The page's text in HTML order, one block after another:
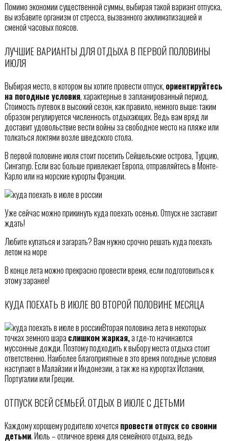
Помимо экономии существенной суммы, выбирая такой вариант отпуска,
вы избавите организм от стресса, вызванного акклиматизацией и
сменой часовых поясов.
ЛУЧШИЕ ВАРИАНТЫ ДЛЯ ОТДЫХА В ПЕРВОЙ ПОЛОВИНЫ
ИЮЛЯ
Выбирая место, в котором вы хотите провести отпуск, ориентируйтесь
на погодные условия, характерные в запланированный период.
Стоимость путевок в высокий сезон, как правило, немного выше: таким
образом регулируется численность отдыхающих. Ведь вам вряд ли
доставит удовольствие вести войны за свободное место на пляже или
толкаться локтями возле шведского стола.
В первой половине июля стоит посетить Сейшельские острова, Турцию,
Сингапур. Если вас больше привлекает Европа, отправляйтесь в Монте-
Карло или на морские курорты Франции.
Уже сейчас можно прикинуть куда поехать осенью. Отпуск не заставит
ждать!
Любите купаться и загарать? Вам нужно срочно решать куда поехать
летом на море
В конце лета можно прекрасно провести время, если подготовиться к
этому заранее!
КУДА ПОЕХАТЬ В ИЮЛЕ ВО ВТОРОЙ ПОЛОВИНЕ МЕСЯЦА
Вторая половина лета в некоторых
точках земного шара слишком жаркая,а где-то начинаются
муссонные дожди. Поэтому подходить к выбору места отдыха стоит
ответственно. Наиболее благоприятные в это время погодные условия
наступают в Малайзии и Индонезии, а так же на курортах Испании,
Португалии или Греции.
ОТПУСК ВСЕЙ СЕМЬЕЙ. ОТДЫХ В ИЮЛЕ С ДЕТЬМИ
Каждому хорошему родителю хочется провести отпуск со своими
детьми. Июль – отличное время для семейного отдыха, ведь